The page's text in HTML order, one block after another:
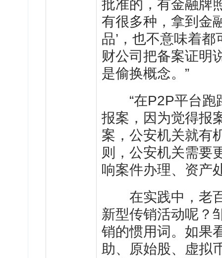
批准的，有金融牌
有很多种，拿到金
品’，也不意味着
财公司把备案证明
是偷换概念。”
“在P2P平台跑
报案，因为觉得报
案，公安机关就有
则，公安机关需要
响案件办理、资产
在实践中，老百
新型传销活动呢？
销的惯用词。如果
助、原始股、虚拟